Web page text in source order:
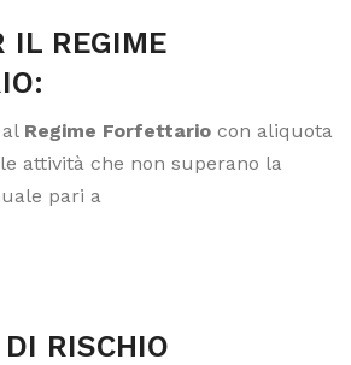
IL REGIME
Regime Forfettario con aliquota
attività che non superano la
pari a
RISCHIO